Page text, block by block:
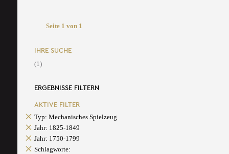
Seite 1 von 1
IHRE SUCHE
(1)
ERGEBNISSE FILTERN
AKTIVE FILTER
Typ: Mechanisches Spielzeug
Jahr: 1825-1849
Jahr: 1750-1799
Schlagworte: